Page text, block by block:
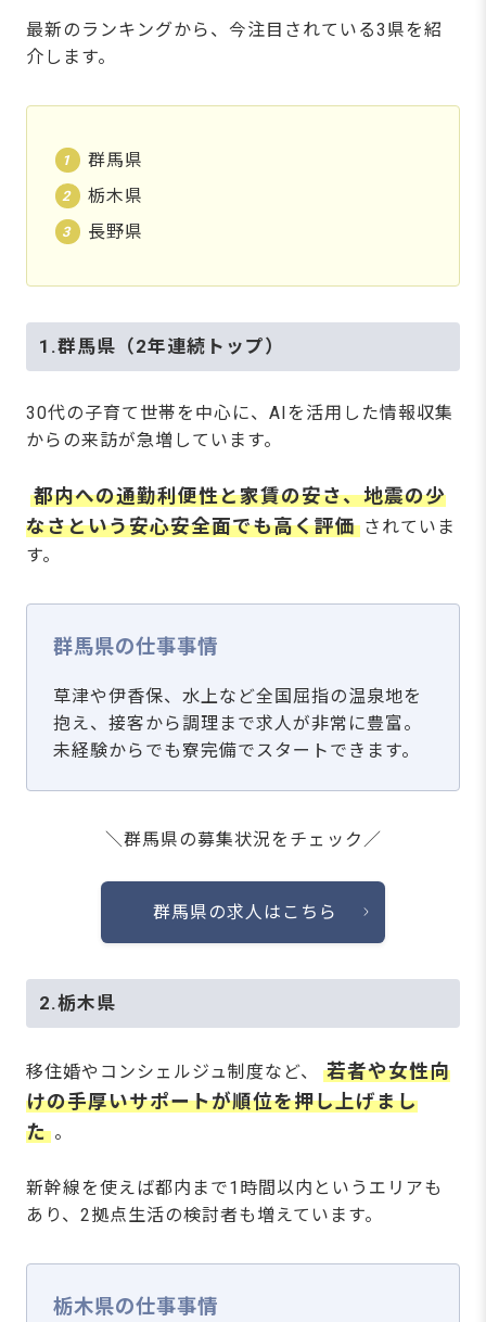
最新のランキングから、今注目されている3県を紹
介します。
群馬県
栃木県
長野県
1.群馬県（2年連続トップ）
30代の子育て世帯を中心に、AIを活用した情報収集
からの来訪が急増しています。
都内への通勤利便性と家賃の安さ、地震の少
なさという安心安全面でも高く評価 されていま
す。
群馬県の仕事事情
草津や伊香保、水上など全国屈指の温泉地を
抱え、接客から調理まで求人が非常に豊富。
未経験からでも寮完備でスタートできます。
＼群馬県の募集状況をチェック／
群馬県の求人はこちら
2.栃木県
移住婚やコンシェルジュ制度など、
若者や女性向
けの手厚いサポートが順位を押し上げまし
た 。
新幹線を使えば都内まで1時間以内というエリアも
あり、2拠点生活の検討者も増えています。
栃木県の仕事事情